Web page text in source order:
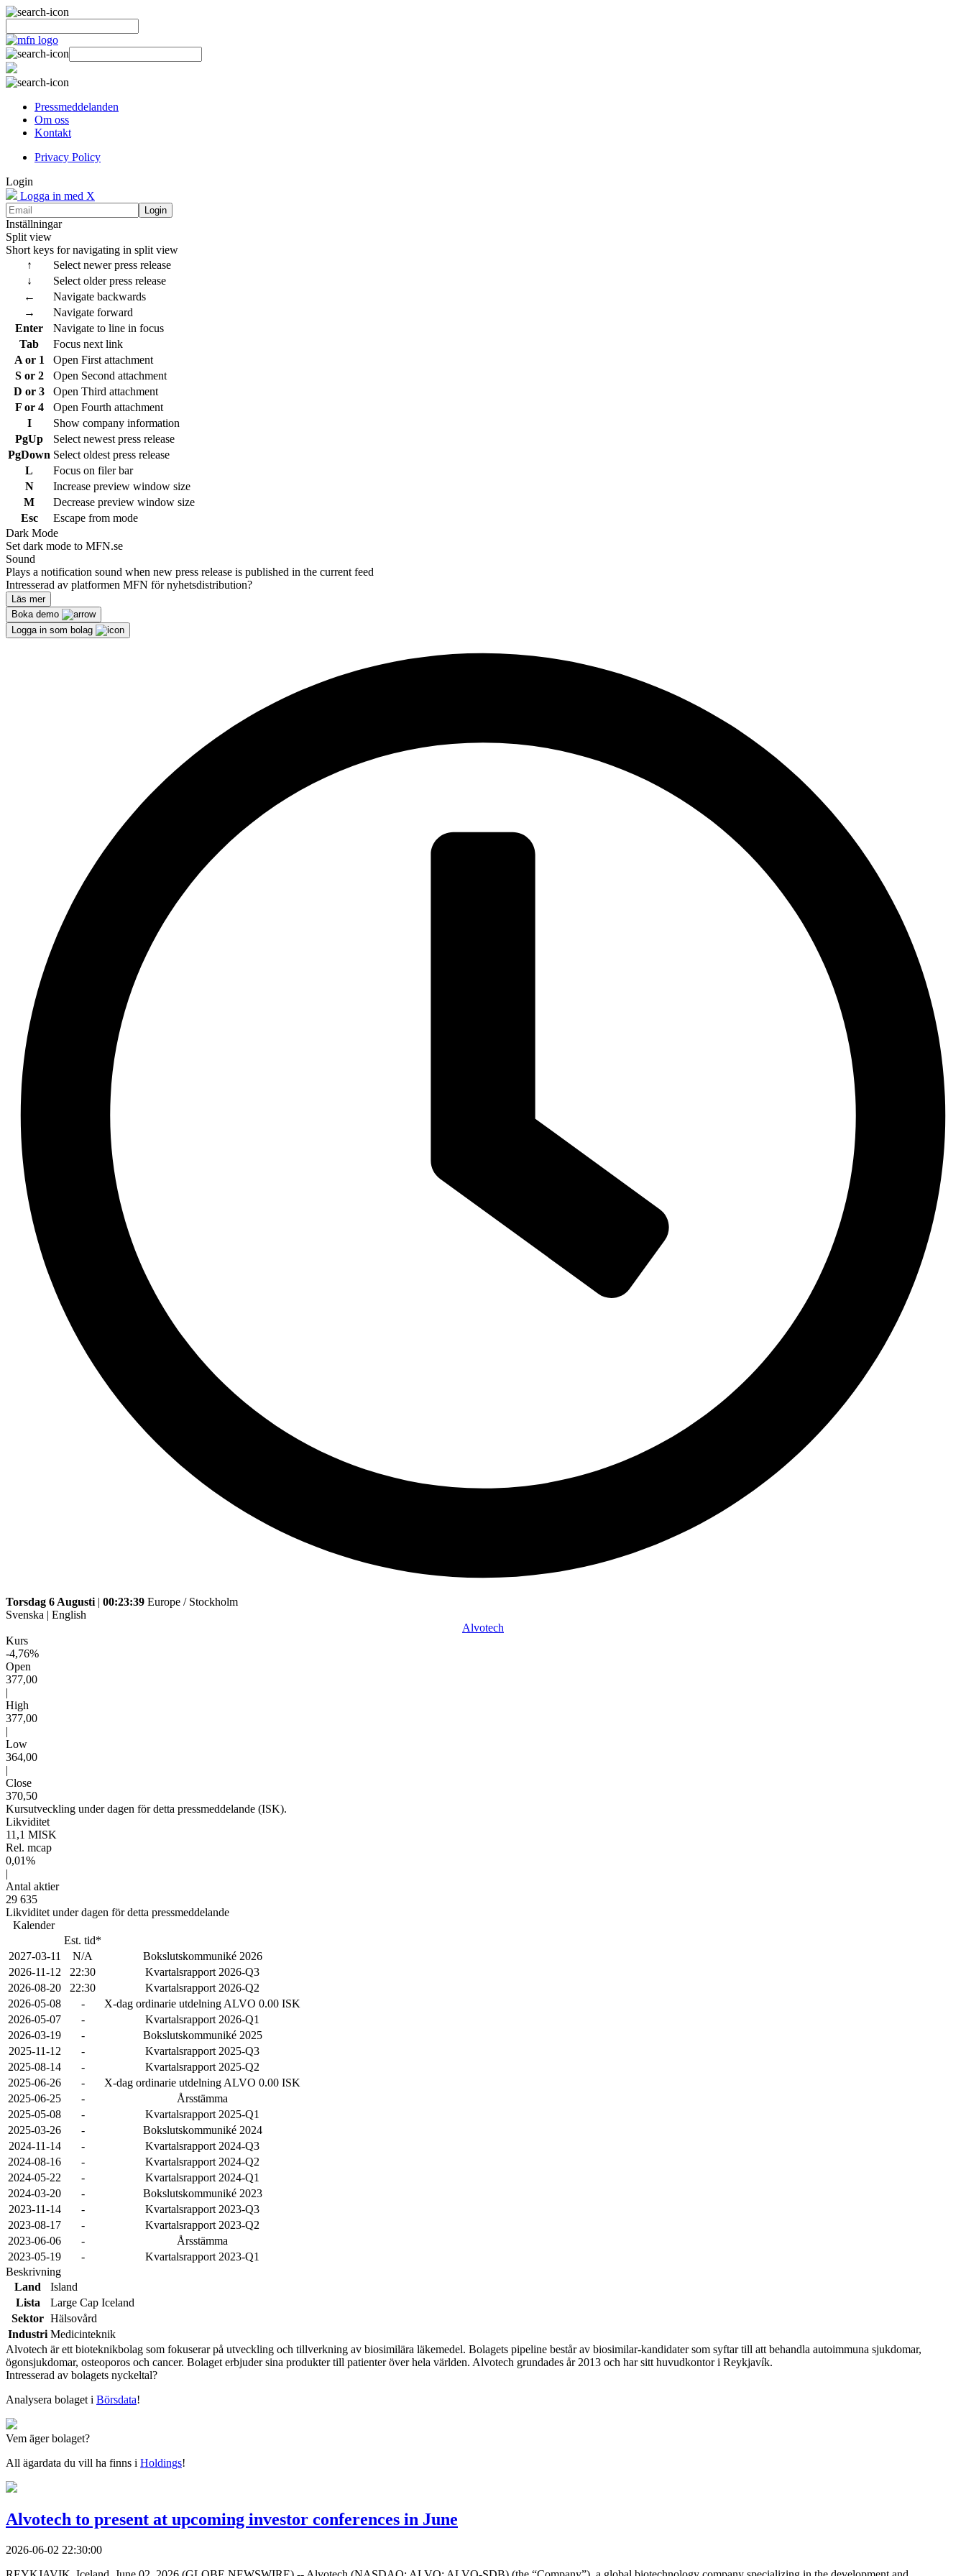
Pressmeddelanden
Om oss
Kontakt
Privacy Policy
Login
Logga in med X
Login
Inställningar
Split view
Short keys for navigating in split view
↑
Select newer press release
↓
Select older press release
←
Navigate backwards
→
Navigate forward
Enter
Navigate to line in focus
Tab
Focus next link
A or 1
Open First attachment
S or 2
Open Second attachment
D or 3
Open Third attachment
F or 4
Open Fourth attachment
I
Show company information
PgUp
Select newest press release
PgDown Select oldest press release
L
Focus on filer bar
N
Increase preview window size
M
Decrease preview window size
Esc
Escape from mode
Dark Mode
Set dark mode to MFN.se
Sound
Plays a notification sound when new press release is published in the current feed
Intresserad av platformen MFN för nyhetsdistribution?
Läs mer
Boka demo
Logga in som bolag
Torsdag 6 Augusti | 00:23:39 Europe / Stockholm
Svenska | English
Alvotech
Kurs
-4,76%
Open
377,00
|
High
377,00
|
Low
364,00
|
Close
370,50
Kursutveckling under dagen för detta pressmeddelande (ISK).
Likviditet
11,1 MISK
Rel. mcap
0,01%
|
Antal aktier
29 635
Likviditet under dagen för detta pressmeddelande
Kalender
Est. tid*
2027-03-11
N/A
Bokslutskommuniké 2026
2026-11-12
22:30
Kvartalsrapport 2026-Q3
2026-08-20
22:30
Kvartalsrapport 2026-Q2
2026-05-08
-
X-dag ordinarie utdelning ALVO 0.00 ISK
2026-05-07
-
Kvartalsrapport 2026-Q1
2026-03-19
-
Bokslutskommuniké 2025
2025-11-12
-
Kvartalsrapport 2025-Q3
2025-08-14
-
Kvartalsrapport 2025-Q2
2025-06-26
-
X-dag ordinarie utdelning ALVO 0.00 ISK
2025-06-25
-
Årsstämma
2025-05-08
-
Kvartalsrapport 2025-Q1
2025-03-26
-
Bokslutskommuniké 2024
2024-11-14
-
Kvartalsrapport 2024-Q3
2024-08-16
-
Kvartalsrapport 2024-Q2
2024-05-22
-
Kvartalsrapport 2024-Q1
2024-03-20
-
Bokslutskommuniké 2023
2023-11-14
-
Kvartalsrapport 2023-Q3
2023-08-17
-
Kvartalsrapport 2023-Q2
2023-06-06
-
Årsstämma
2023-05-19
-
Kvartalsrapport 2023-Q1
Beskrivning
Land
Island
Lista
Large Cap Iceland
Sektor Hälsovård
Industri Medicinteknik
Alvotech är ett bioteknikbolag som fokuserar på utveckling och tillverkning av biosimilära läkemedel. Bolagets pipeline består av biosimilar-kandidater som syftar till att behandla autoimmuna sjukdomar,
ögonsjukdomar, osteoporos och cancer. Bolaget erbjuder sina produkter till patienter över hela världen. Alvotech grundades år 2013 och har sitt huvudkontor i Reykjavík.
Intresserad av bolagets nyckeltal?
Analysera bolaget i Börsdata!
Vem äger bolaget?
All ägardata du vill ha finns i Holdings!
Alvotech to present at upcoming investor conferences in June
2026-06-02 22:30:00